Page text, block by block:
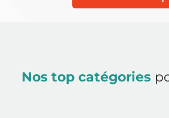
Nos top catégories